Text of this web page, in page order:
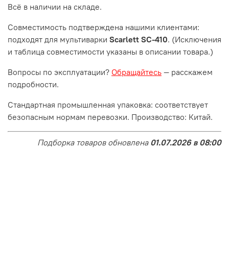
Всё в наличии на складе.
Совместимость подтверждена нашими клиентами:
подходят для мультиварки Scarlett SC-410. (Исключения
и таблица совместимости указаны в описании товара.)
Вопросы по эксплуатации? Обращайтесь — расскажем
подробности.
Стандартная промышленная упаковка: соответствует
безопасным нормам перевозки. Производство: Китай.
Подборка товаров обновлена 01.07.2026 в 08:00